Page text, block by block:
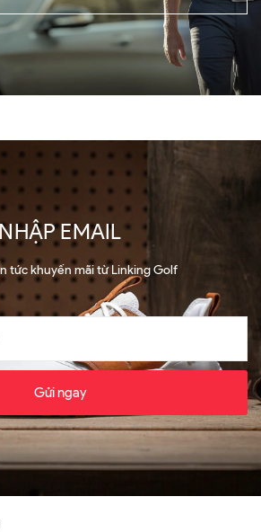
NHẬP EMAIL
tức khuyến mãi từ Linking Golf
Gửi ngay